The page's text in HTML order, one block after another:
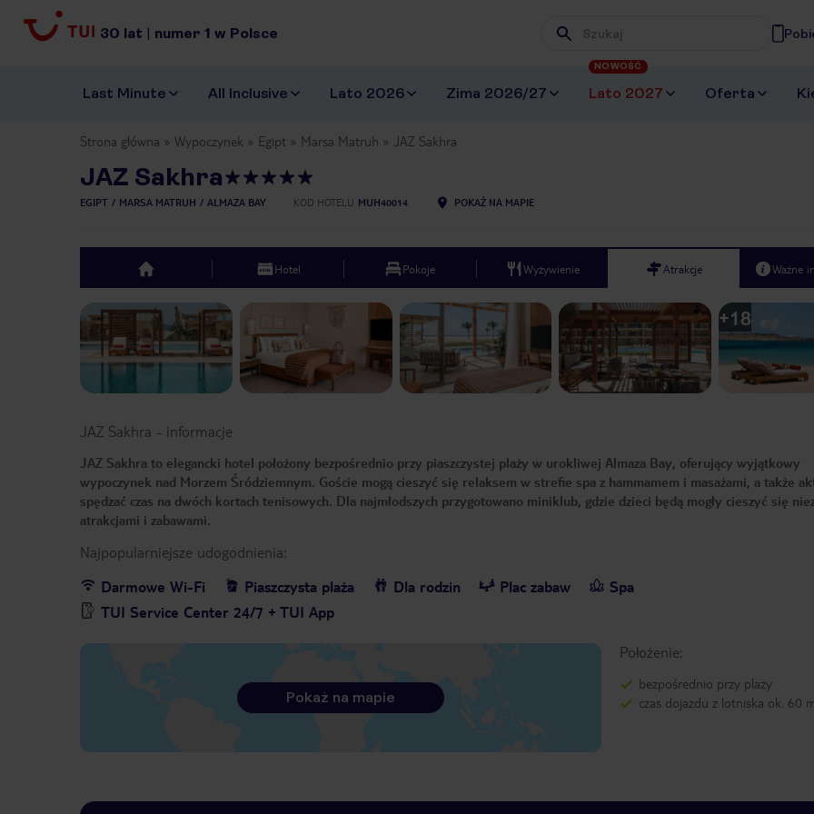
30 lat | numer 1 w Polsce Wpisz frazę, której szukasz
Last Minute All Inclusive Lato 2026 Zima 2026/27 Lato 2027
NOWOŚĆ
Oferta
Strona główna Wypoczynek Egipt Marsa Matruh JAZ Sakhra
JAZ Sakhra
EGIPT MARSA MATRUH ALMAZA BAY KOD HOTELU MUH40014 POKAŻ NA MAPIE
top Hotel Pokoje Wyżywienie Atrakcje Ważne
Previous slide +18
JAZ Sakhra - informacje
JAZ Sakhra to elegancki hotel położony bezpośrednio przy piaszczystej plaży w urokliwej Almaza Bay, oferujący wyjątkowy
wypoczynek nad Morzem Śródziemnym. Goście mogą cieszyć się relaksem w strefie spa z hammamem i masażami, a także
spędzać czas na dwóch kortach tenisowych. Dla najmłodszych przygotowano miniklub, gdzie dzieci będą mogły cieszyć się
atrakcjami i zabawami.
Najpopularniejsze udogodnienia:
Darmowe Wi-Fi
Piaszczysta plaża Dla rodzin Plac zabaw
Spa
TUI Service Center 24/7 + TUI App
Położenie:
bezpośrednio przy plaży
czas dojazdu z lotniska ok. 60
Pokaż na mapie